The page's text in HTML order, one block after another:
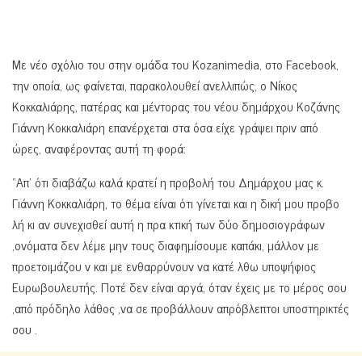
Με νέο σχόλιο του στην ομάδα του Kozanimedia, στο Facebook,
την οποία, ως φαίνεται, παρακολουθεί ανελλιπώς, ο Νίκος
Κοκκαλιάρης, πατέρας και μέντορας του νέου δημάρχου Κοζάνης
Γιάννη Κοκκαλιάρη επανέρχεται στα όσα είχε γράψει πριν από
ώρες, αναφέροντας αυτή τη φορά:
“Απ’ ότι διαβάζω καλά κρατεί η προβολή του Δημάρχου μας κ.
Γιάννη Κοκκαλιάρη, το θέμα είναι ότι γίνεται και η δική μου προβο
λή κι αν συνεχισθεί αυτή η πρα κτική των δύο δημοσιογράφων
,ονόματα δεν λέμε μην τους διαφημίσουμε καπάκι, μάλλον με
προετοιμάζου ν και με ενθαρρύνουν να κατέ λθω υποψήφιος
Ευρωβουλευτής. Ποτέ δεν είναι αργά, όταν έχεις με το μέρος σου
,από πρόδηλο λάθος ,να σε προβάλλουν απρόβλεπτοι υποστηρικτές
σου .